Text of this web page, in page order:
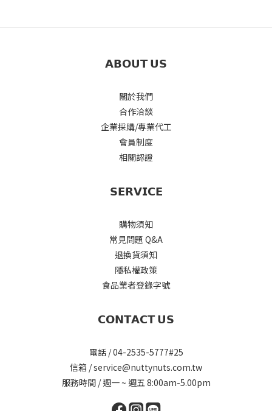
𝗔𝗕𝗢𝗨𝗧 𝗨𝗦
關於我們
合作洽談
企業採購/專業代工
會員制度
相關認證
𝗦𝗘𝗥𝗩𝗜𝗖𝗘
購物須知
常見問題 Q&A
退換貨須知
隱私權政策
食品業者登錄字號
𝗖𝗢𝗡𝗧𝗔𝗖𝗧 𝗨𝗦
電話 / 04-2535-5777#25
信箱 / service@nuttynuts.com.tw
服務時間 / 週一 ~ 週五 8:00am-5.00pm